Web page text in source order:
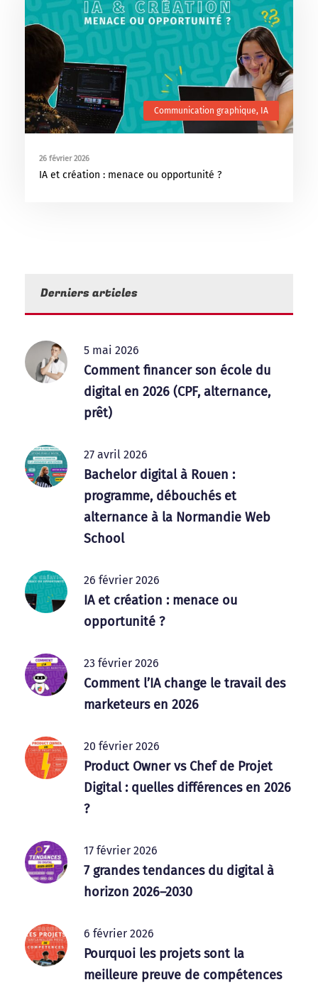
Communication graphique, IA
26 février 2026
IA et création : menace ou opportunité ?
Derniers articles
5 mai 2026
Comment financer son école du
digital en 2026 (CPF, alternance,
prêt)
27 avril 2026
Bachelor digital à Rouen :
programme, débouchés et
alternance à la Normandie Web
School
26 février 2026
IA et création : menace ou
opportunité ?
23 février 2026
Comment l’IA change le travail des
marketeurs en 2026
20 février 2026
Product Owner vs Chef de Projet
Digital : quelles différences en 2026
?
17 février 2026
7 grandes tendances du digital à
horizon 2026–2030
6 février 2026
Pourquoi les projets sont la
meilleure preuve de compétences